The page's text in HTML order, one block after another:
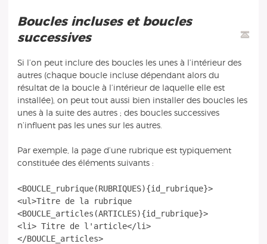
Boucles incluses et boucles
successives
Si l’on peut inclure des boucles les unes à l’intérieur des
autres (chaque boucle incluse dépendant alors du
résultat de la boucle à l’intérieur de laquelle elle est
installée), on peut tout aussi bien installer des boucles les
unes à la suite des autres ; des boucles successives
n’influent pas les unes sur les autres.
Par exemple, la page d’une rubrique est typiquement
constituée des éléments suivants :
<BOUCLE_rubrique(RUBRIQUES){id_rubrique}>
<ul>Titre de la rubrique
<BOUCLE_articles(ARTICLES){id_rubrique}>
<li> Titre de l'article</li>
</BOUCLE_articles>